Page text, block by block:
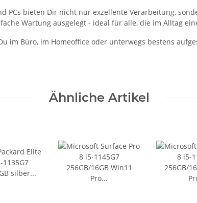
PCs bieten Dir nicht nur exzellente Verarbeitung,
Wartung ausgelegt - ideal für alle, die im Alltag
im Büro, im Homeoffice oder unterwegs bestens
Ähnliche Artikel